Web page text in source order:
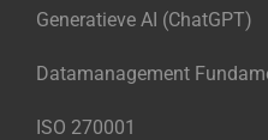
Generatieve AI (ChatGPT)
Datamanagement
ISO 270001